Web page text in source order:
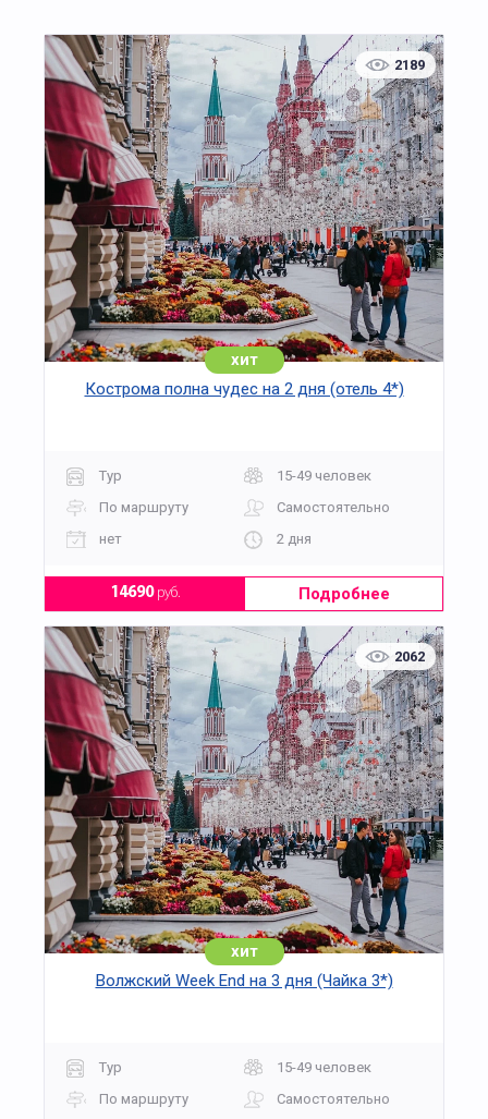
2189
хит
Кострома полна чудес на 2 дня (отель 4*)
Тур
15-49 человек
По маршруту
Самостоятельно
нет
2 дня
14690руб. Подробнее
2062
хит
Волжский Week End на 3 дня (Чайка 3*)
Тур
15-49 человек
По маршруту
Самостоятельно